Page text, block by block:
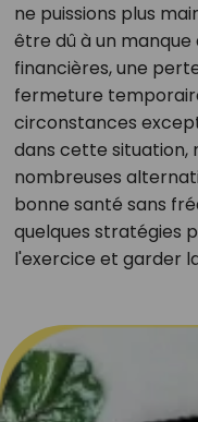
ne puissions plus
être dû à un
financières, une
fermeture
circonstances
dans cette situation,
nombreuses
bonne santé sans
quelques stratégies
l'exercice et garder